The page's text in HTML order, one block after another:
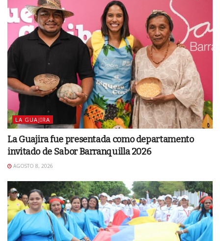
LA GUAJIRA
La Guajira fue presentada como departamento
invitado de Sabor Barranquilla 2026
AGOSTO 8, 2026